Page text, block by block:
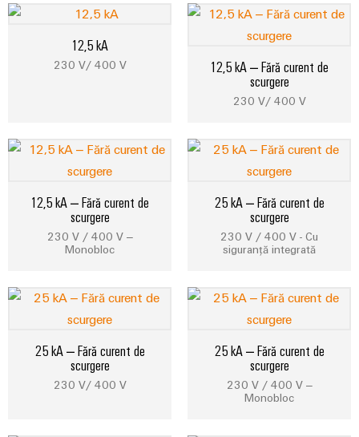
tratarea
uzate
Soluții
a
apelor
uzate
Utilaje
Soluții
pentru
diferitele
automatizare
a
mașinilor
fabricilor
Workplace
și
Mașini
automate
Software
Elemente
Imprimante
Lămpi
industriale
12,5 kA
230 V/ 400 V
12,5 kA – Fără curent de
scurgere
230 V/ 400 V
12,5 kA – Fără curent de
scurgere
230 V / 400 V –
Monobloc
25 kA – Fără curent de
scurgere
230 V / 400 V - Cu
siguranță integrată
25 kA – Fără curent de
scurgere
230 V/ 400 V
25 kA – Fără curent de
scurgere
230 V / 400 V –
Monobloc